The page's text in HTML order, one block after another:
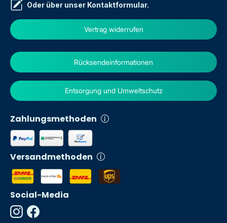
Oder über unser Kontaktformular.
Vertrag widerrufen
Zahlungsmethoden
Versandmethoden
Rücksendeinformationen
Entsorgung und Umweltschutz
Social-Media